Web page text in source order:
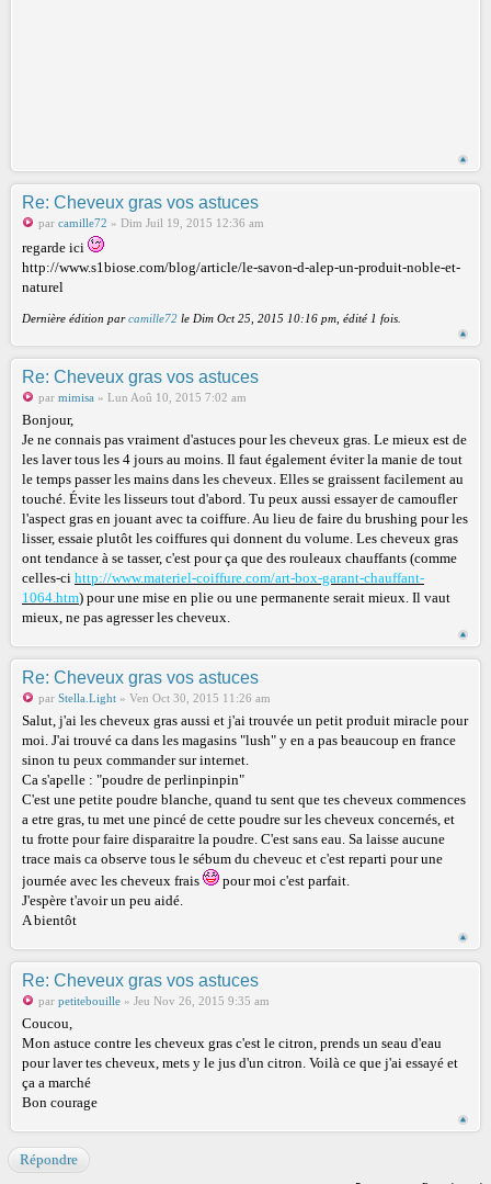
Re: Cheveux gras vos astuces
par camille72 » Dim Juil 19, 2015 12:36 am
regarde ici
http://www.s1biose.com/blog/article/le-savon-d-alep-un-produit-noble-et-
naturel
Dernière édition parcamille72 le Dim Oct 25, 2015 10:16 pm, édité 1 fois.
Re: Cheveux gras vos astuces
par mimisa » Lun Aoû 10, 2015 7:02 am
Bonjour,
Je ne connais pas vraiment d'astuces pour les cheveux gras. Le mieux est de
les laver tous les 4 jours au moins. Il faut également éviter la manie de tout
le temps passer les mains dans les cheveux. Elles se graissent facilement au
touché. Évite les lisseurs tout d'abord. Tu peux aussi essayer de camoufler
l'aspect gras en jouant avec ta coiffure. Au lieu de faire du brushing pour les
lisser, essaie plutôt les coiffures qui donnent du volume. Les cheveux gras
ont tendance à se tasser, c'est pour ça que des rouleaux chauffants (comme
celles-ci http://www.materiel-coiffure.com/art-box-garant-chauffant-
1064.htm) pour une mise en plie ou une permanente serait mieux. Il vaut
mieux, ne pas agresser les cheveux.
Re: Cheveux gras vos astuces
par Stella.Light » Ven Oct 30, 2015 11:26 am
Salut, j'ai les cheveux gras aussi et j'ai trouvée un petit produit miracle pour
moi. J'ai trouvé ca dans les magasins "lush" y en a pas beaucoup en france
sinon tu peux commander sur internet.
Ca s'apelle : "poudre de perlinpinpin"
C'est une petite poudre blanche, quand tu sent que tes cheveux commences
a etre gras, tu met une pincé de cette poudre sur les cheveux concernés, et
tu frotte pour faire disparaitre la poudre. C'est sans eau. Sa laisse aucune
trace mais ca observe tous le sébum du cheveuc et c'est reparti pour une
journée avec les cheveux frais
pour moi c'est parfait.
J'espère t'avoir un peu aidé.
A bientôt
Re: Cheveux gras vos astuces
par petitebouille » Jeu Nov 26, 2015 9:35 am
Coucou,
Mon astuce contre les cheveux gras c'est le citron, prends un seau d'eau
pour laver tes cheveux, mets y le jus d'un citron. Voilà ce que j'ai essayé et
ça a marché
Bon courage
Répondre